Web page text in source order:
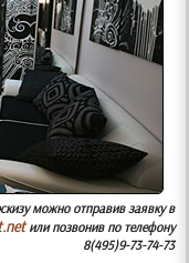
можно отправив заявку в
или позвонив по телефону
8(495)9-73-74-73